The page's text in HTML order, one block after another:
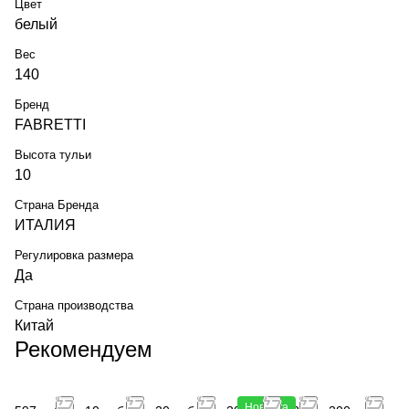
Цвет
белый
Вес
140
Бренд
FABRETTI
Высота тульи
10
Страна Бренда
ИТАЛИЯ
Регулировка размера
Да
Страна производства
Китай
Рекомендуем